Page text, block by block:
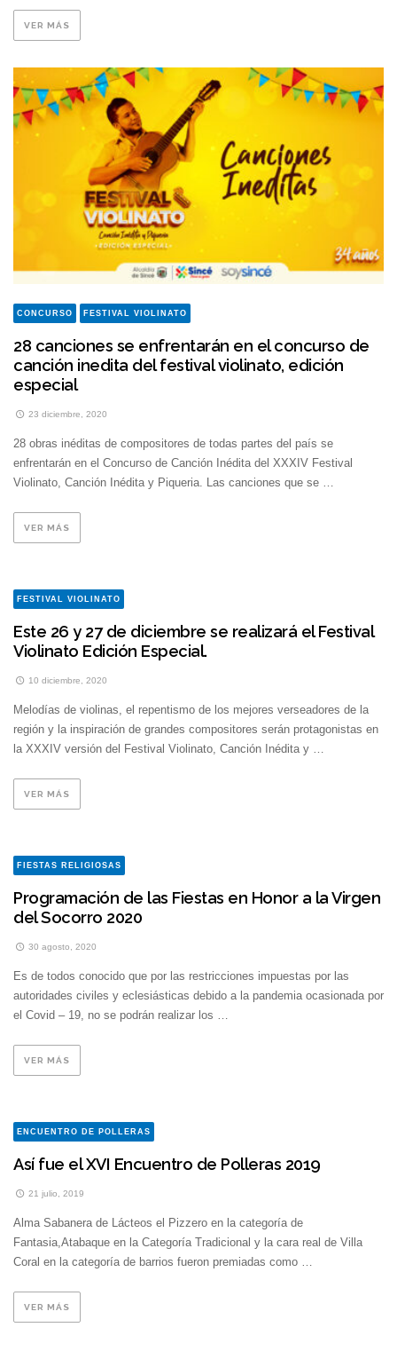
VER MÁS
CONCURSO FESTIVAL VIOLINATO
28 canciones se enfrentarán en el concurso de
canción inedita del festival violinato, edición
especial
23 diciembre, 2020
28 obras inéditas de compositores de todas partes del país se
enfrentarán en el Concurso de Canción Inédita del XXXIV Festival
Violinato, Canción Inédita y Piqueria. Las canciones que se …
VER MÁS
FESTIVAL VIOLINATO
Este 26 y 27 de diciembre se realizará el Festival
Violinato Edición Especial.
10 diciembre, 2020
Melodías de violinas, el repentismo de los mejores verseadores de la
región y la inspiración de grandes compositores serán protagonistas en
la XXXIV versión del Festival Violinato, Canción Inédita y …
VER MÁS
FIESTAS RELIGIOSAS
Programación de las Fiestas en Honor a la Virgen
del Socorro 2020
30 agosto, 2020
Es de todos conocido que por las restricciones impuestas por las
autoridades civiles y eclesiásticas debido a la pandemia ocasionada por
el Covid – 19, no se podrán realizar los …
VER MÁS
ENCUENTRO DE POLLERAS
Así fue el XVI Encuentro de Polleras 2019
21 julio, 2019
Alma Sabanera de Lácteos el Pizzero en la categoría de
Fantasia,Atabaque en la Categoría Tradicional y la cara real de Villa
Coral en la categoría de barrios fueron premiadas como …
VER MÁS